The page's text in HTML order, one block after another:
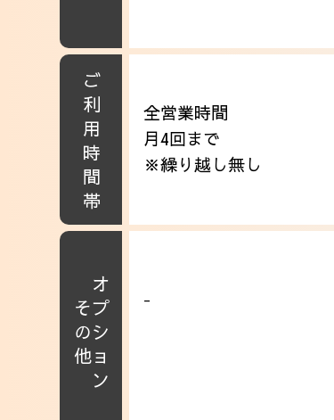
ご利用時間帯
全営業時間
月4回まで
※繰り越し無し
オプション
その他 -